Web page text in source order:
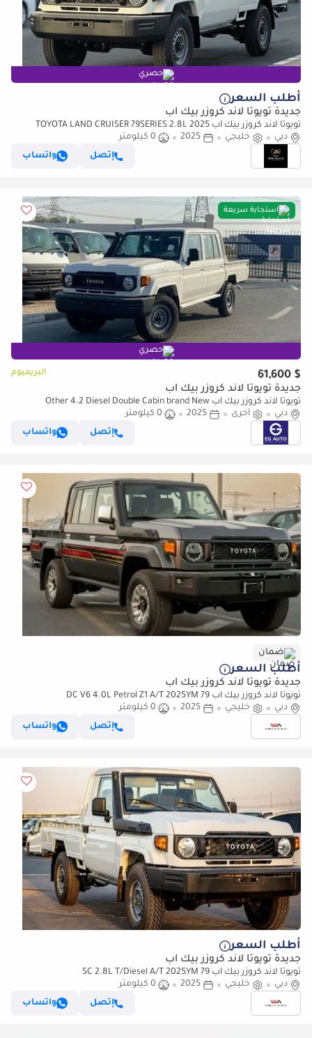
حصري
أطلب السعر
جديدة تويوتا لاند كروزر بيك آب
تويوتا لاند كروزر بيك آب 2025 TOYOTA LAND CRUISER 79SERIES 2.8L
DIESEL SINGLE CABIN MANUAL TRANSMISSION
دبي خليجي 2025
0 كيلومتر
إتصل
واتساب
استجابة سريعة
حصري
$ 61,600 البريميوم
جديدة تويوتا لاند كروزر بيك آب
تويوتا لاند كروزر بيك آب Other 4.2 Diesel Double Cabin brand New
دبي
أخرى 2025
0 كيلومتر
إتصل
واتساب
ضمان
أطلب السعر
جديدة تويوتا لاند كروزر بيك آب
تويوتا لاند كروزر بيك آب 79 DC V6 4.0L Petrol Z1 A/T 2025YM
دبي
خليجي 2025
0 كيلومتر
إتصل
واتساب
أطلب السعر
جديدة تويوتا لاند كروزر بيك آب
تويوتا لاند كروزر بيك آب 79 SC 2.8L T/Diesel A/T 2025YM
دبي
خليجي 2025
0 كيلومتر
إتصل
واتساب